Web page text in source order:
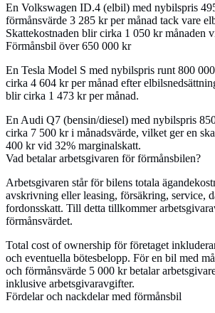
En Volkswagen ID.4 (elbil) med nybilspris
förmånsvärde 3 285 kr per månad tack vare
Skattekostnaden blir cirka 1 050 kr månaden
Förmånsbil över 650 000 kr
En Tesla Model S med nybilspris runt 800
cirka 4 604 kr per månad efter
blir cirka 1 473 kr per månad.
En Audi Q7 (bensin/diesel) med nybilspris
cirka 7 500 kr i månadsvärde, vilket ger en
400 kr vid 32% marginalskatt.
Vad betalar arbetsgivaren för förmånsbilen?
Arbetsgivaren står för bilens totala
avskrivning eller leasing, försäkring, service,
fordonsskatt. Till detta tillkommer
förmånsvärdet.
Total cost of ownership för företaget
och eventuella bötesbelopp. För en bil med
och förmånsvärde 5 000 kr betalar
inklusive arbetsgivaravgifter.
Fördelar och nackdelar med förmånsbil